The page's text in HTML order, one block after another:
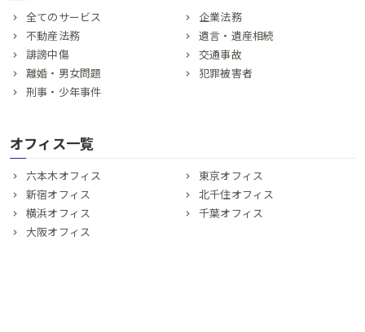
全てのサービス
企業法務
不動産法務
遺言・遺産相続
誹謗中傷
交通事故
離婚・男女問題
犯罪被害者
刑事・少年事件
オフィス一覧
六本木オフィス
東京オフィス
新宿オフィス
北千住オフィス
横浜オフィス
千葉オフィス
大阪オフィス